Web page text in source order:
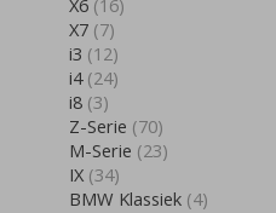
X6 (16)
X7 (7)
i3 (12)
i4 (24)
i8 (3)
Z-Serie (70)
M-Serie (23)
IX (34)
BMW Klassiek (4)